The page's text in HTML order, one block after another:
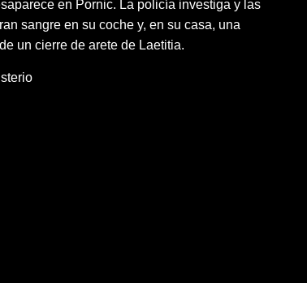
en Pornic. La policía investiga y las
sangre en su coche y, en su casa, una
un cierre de arete de Laetitia.